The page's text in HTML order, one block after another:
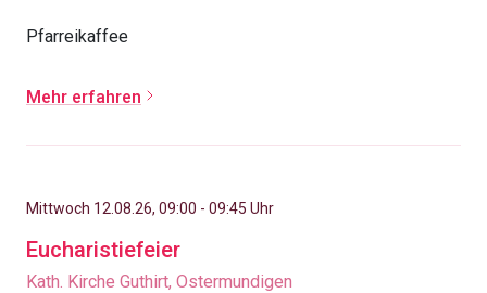
Pfarreikaffee
Mehr erfahren
Mittwoch 12.08.26, 09:00 - 09:45 Uhr
Eucharistiefeier
Kath. Kirche Guthirt, Ostermundigen